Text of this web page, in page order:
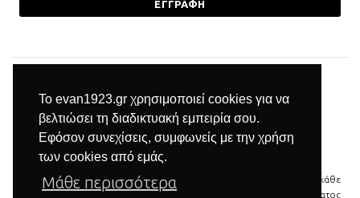
Το evan1923.gr χρησιμοποιεί cookies για να
βελτιώσει τη διαδικτυακή εμπειρία σου.
Εφόσον συνεχίσεις, συμφωνείς με την χρήση
των cookies από εμάς.
Μάθε περισσότερα
© 2026 Βιομηχανία επίπλων Μπαξεβανίδης | Με την επιφύλαξη κάθε
νόμιμου δικαιώματος